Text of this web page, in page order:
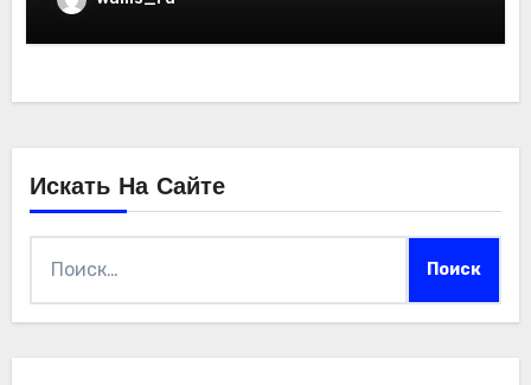
Искать На Сайте